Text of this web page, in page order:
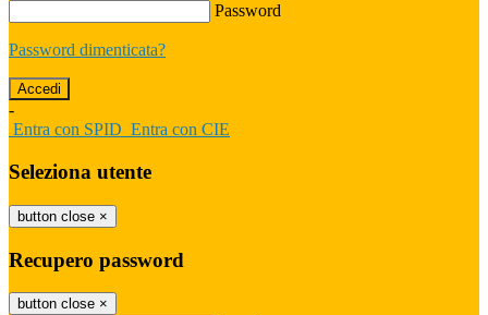
Password
Password dimenticata?
-
Entra con SPID Entra con CIE
Seleziona utente
button close ×
Recupero password
button close ×